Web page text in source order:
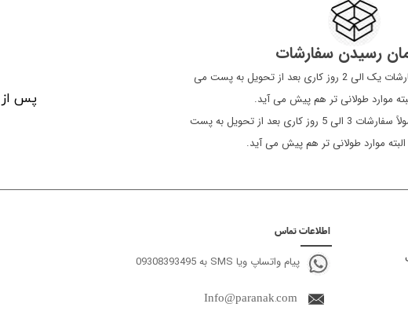
اطلاعات تماس
پیام واتساپ ویا SMS به 09308393495
Info@paranak.com
پس از
رسیدن سفارشات
​​​​​​​ - در تهران معمولا سفارشات یک الی 2 روز کاری بعد از تحویل به پست می
موارد طولانی تر هم پیش می آید.
- برای سایر شهرها، معمولاً سفارشات 3 الی 5 روز کاری بعد از تحویل به پست
موارد طولانی تر هم پیش می آید.